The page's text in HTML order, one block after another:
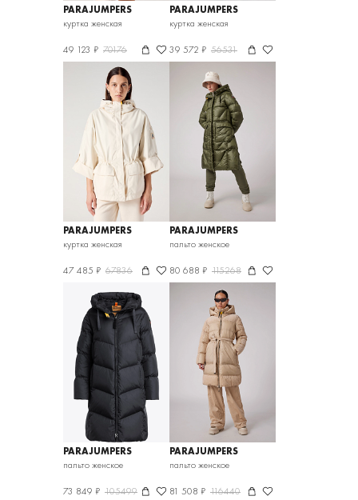
PARAJUMPERS
куртка женская
49 123 ₽ 70176
PARAJUMPERS
куртка женская
39 572 ₽ 56531
PARAJUMPERS
куртка женская
47 485 ₽ 67836
PARAJUMPERS
пальто женское
80 688 ₽ 115268
PARAJUMPERS
пальто женское
73 849 ₽ 105499
PARAJUMPERS
пальто женское
81 508 ₽ 116440